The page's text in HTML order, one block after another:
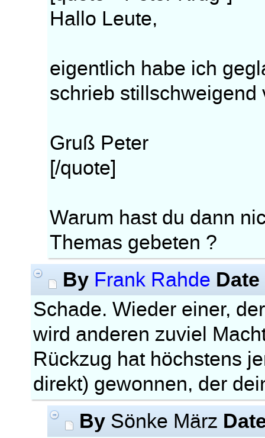
Hallo Leute,
eigentlich habe ich
schrieb
Gruß Peter
[/quote]
Warum hast du dann
Themas gebeten ?
By Frank Rahde Date
Schade. Wieder einer,
wird anderen zuviel
Rückzug hat höchstens
direkt) gewonnen, der
By Sönke März